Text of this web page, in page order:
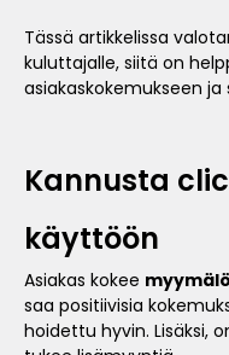
Tässä artikkelissa
kuluttajalle, siitä on
asiakaskokemukseen
Kannusta
käyttöön
Asiakas kokee
saa positiivisia
hoidettu hyvin. Lisäksi,